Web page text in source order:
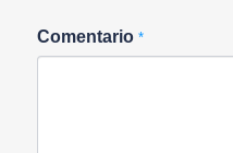
Comentario *